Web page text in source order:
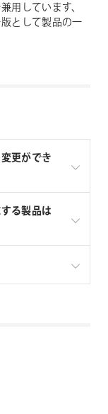
用しています、
として製品の一
更ができ
ンスご購入
ます。複数ラ
る製品は
取扱いがあり
グライセン